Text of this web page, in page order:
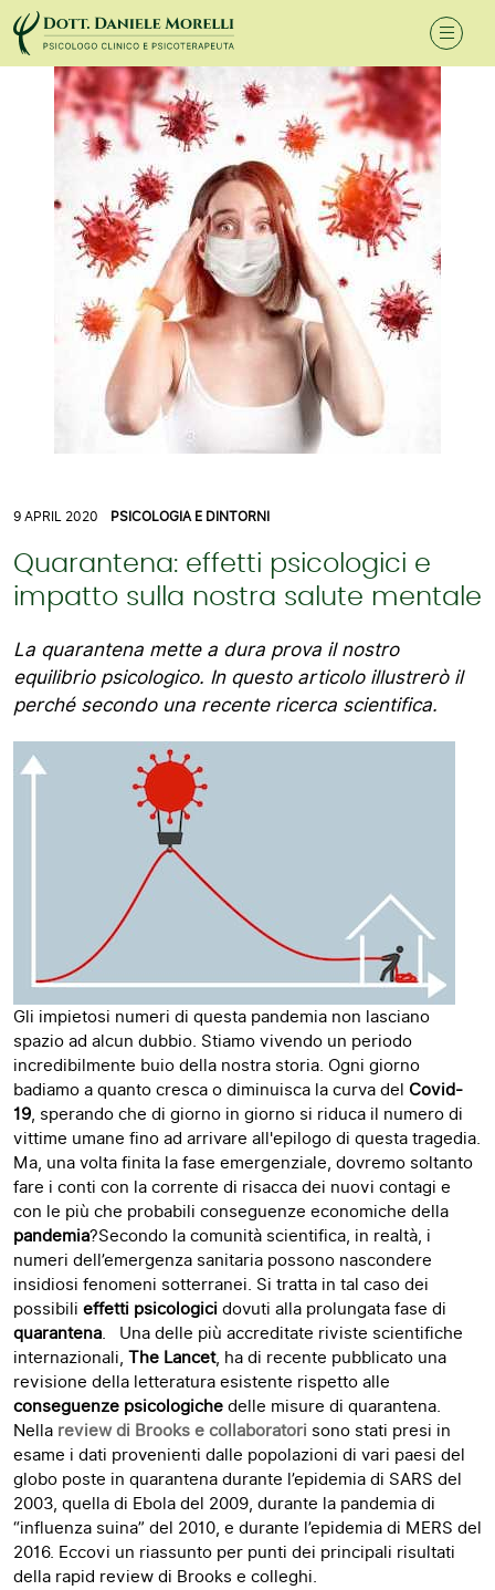
9 APRIL 2020 PSICOLOGIA E DINTORNI
Quarantena: effetti psicologici e
impatto sulla nostra salute mentale
La quarantena mette a dura prova il nostro
equilibrio psicologico. In questo articolo illustrerò il
perché secondo una recente ricerca scientifica.
Gli impietosi numeri di questa pandemia non lasciano
spazio ad alcun dubbio. Stiamo vivendo un periodo
incredibilmente buio della nostra storia. Ogni giorno
badiamo a quanto cresca o diminuisca la curva del Covid-
19, sperando che di giorno in giorno si riduca il numero di
vittime umane fino ad arrivare all'epilogo di questa tragedia.
Ma, una volta finita la fase emergenziale, dovremo soltanto
fare i conti con la corrente di risacca dei nuovi contagi e
con le più che probabili conseguenze economiche della
pandemia?Secondo la comunità scientifica, in realtà, i
numeri dell’emergenza sanitaria possono nascondere
insidiosi fenomeni sotterranei. Si tratta in tal caso dei
possibili effetti psicologicidovuti alla prolungata fase di
quarantena. Una delle più accreditate riviste scientifiche
internazionali, The Lancet, ha di recente pubblicato una
revisione della letteratura esistente rispetto alle
conseguenze psicologichedelle misure di quarantena.
Nella review di Brooks e collaboratori sono stati presi in
esame i dati provenienti dalle popolazioni di vari paesi del
globo poste in quarantena durante l’epidemia di SARS del
2003, quella di Ebola del 2009, durante la pandemia di
“influenza suina” del 2010, e durante l’epidemia di MERS del
2016. Eccovi un riassunto per punti dei principali risultati
della rapid review di Brooks e colleghi.